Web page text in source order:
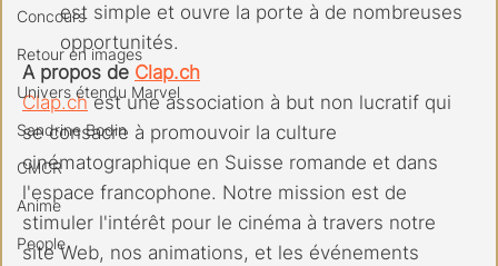
Concours
Retour en images
Univers étendu Marvel
Sandrine Bodin
CMCR
Anime
People
est simple et ouvre la porte à de nombreuses
opportunités.
A propos de Clap.ch
Clap.ch est une association à but non lucratif qui
se consacre à promouvoir la culture
cinématographique en Suisse romande et dans
l'espace francophone. Notre mission est de
stimuler l'intérêt pour le cinéma à travers notre
site Web, nos animations, et les événements